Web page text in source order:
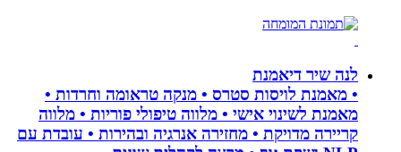
לנה שיר דיאמנת
• מאמנת לויסות סטרס • מנקה טראומה וחרדות •
מאמנת לשינוי אישי • מלווה טיפולי פוריות • מלווה
קריירה מדויקת • מחזירה אנרגיה ובהירות • עובדת עם